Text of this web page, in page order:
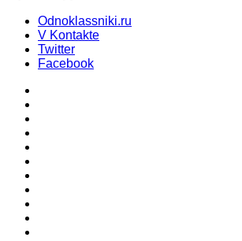
Odnoklassniki.ru
V Kontakte
Twitter
Facebook